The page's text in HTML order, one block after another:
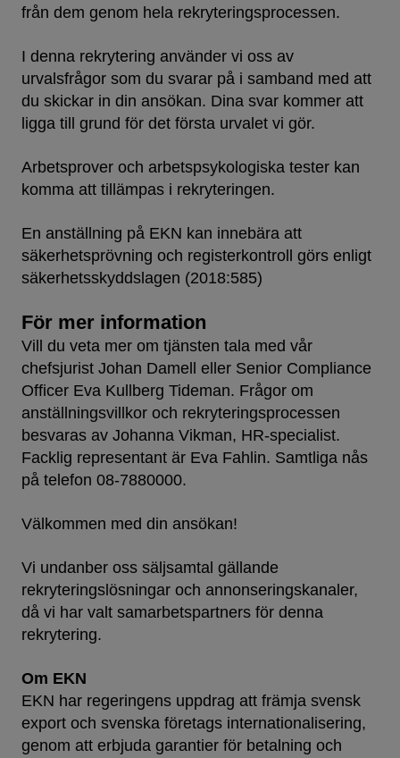
från dem genom hela rekryteringsprocessen.
I denna rekrytering använder vi oss av
urvalsfrågor som du svarar på i samband med att
du skickar in din ansökan. Dina svar kommer att
ligga till grund för det första urvalet vi gör.
Arbetsprover och arbetspsykologiska tester kan
komma att tillämpas i rekryteringen.
En anställning på EKN kan innebära att
säkerhetsprövning och registerkontroll görs enligt
säkerhetsskyddslagen (2018:585)
För mer information
Vill du veta mer om tjänsten tala med vår
chefsjurist Johan Damell eller Senior Compliance
Officer Eva Kullberg Tideman. Frågor om
anställningsvillkor och rekryteringsprocessen
besvaras av Johanna Vikman, HR-specialist.
Facklig representant är Eva Fahlin. Samtliga nås
på telefon 08-7880000.
Välkommen med din ansökan!
Vi undanber oss säljsamtal gällande
rekryteringslösningar och annonseringskanaler,
då vi har valt samarbetspartners för denna
rekrytering.
Om EKN
EKN har regeringens uppdrag att främja svensk
export och svenska företags internationalisering,
genom att erbjuda garantier för betalning och